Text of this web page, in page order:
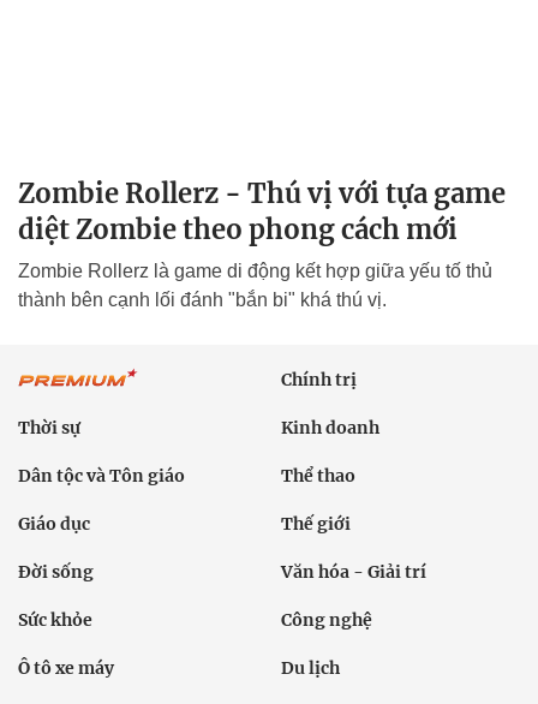
Zombie Rollerz - Thú vị với tựa game
diệt Zombie theo phong cách mới
Zombie Rollerz là game di động kết hợp giữa yếu tố thủ
thành bên cạnh lối đánh "bắn bi" khá thú vị.
Chính trị
Thời sự Kinh doanh
Dân tộc và Tôn giáo Thể thao
Giáo dục Thế giới
Đời sống Văn hóa - Giải trí
Sức khỏe Công nghệ
Ô tô xe máy Du lịch